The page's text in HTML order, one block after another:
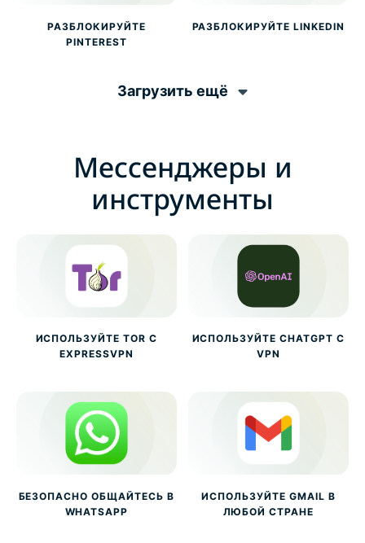
РАЗБЛОКИРУЙТЕ
PINTEREST
РАЗБЛОКИРУЙТЕ LINKEDIN
Загрузить ещё
Мессенджеры и
инструменты
ИСПОЛЬЗУЙТЕ TOR С
EXPRESSVPN
ИСПОЛЬЗУЙТЕ CHATGPT С
VPN
БЕЗОПАСНО ОБЩАЙТЕСЬ В
WHATSAPP
ИСПОЛЬЗУЙТЕ GMAIL В
ЛЮБОЙ СТРАНЕ